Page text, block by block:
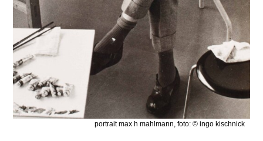
portrait max h mahlmann, foto: © ingo kischnick